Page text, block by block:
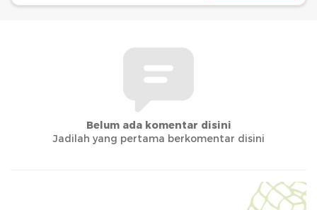
Belum ada komentar disini
Jadilah yang pertama berkomentar disini